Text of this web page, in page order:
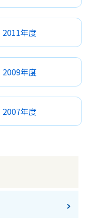
2011年度
2009年度
2007年度